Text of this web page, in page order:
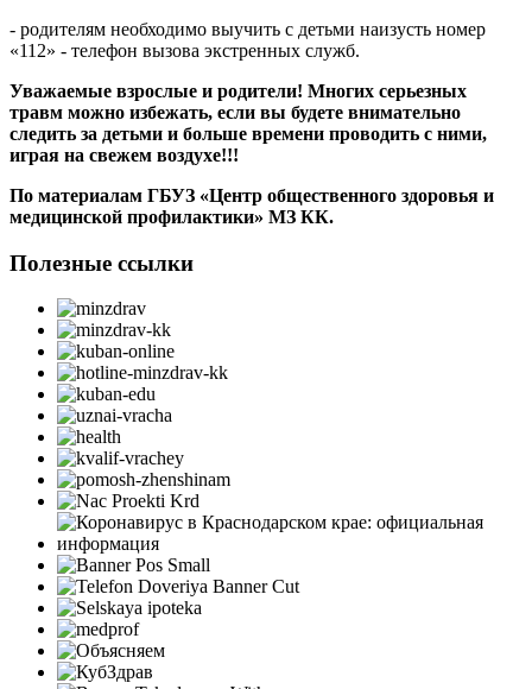
- родителям необходимо выучить с детьми наизусть номер
«112» - телефон вызова экстренных служб.
Уважаемые взрослые и родители! Многих серьезных
травм можно избежать, если вы будете внимательно
следить за детьми и больше времени проводить с ними,
играя на свежем воздухе!!!
По материалам ГБУЗ «Центр общественного здоровья и
медицинской профилактики» МЗ КК.
Полезные ссылки